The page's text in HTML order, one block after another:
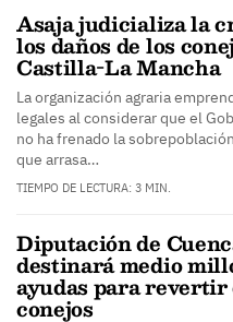
Asaja judicializa la
los daños de los
Castilla-La Mancha
La organización agraria
legales al considerar que el
no ha frenado la
que arrasa…
TIEMPO DE LECTURA: 3 MIN.
Diputación de
destinará medio
ayudas para revertir
conejos